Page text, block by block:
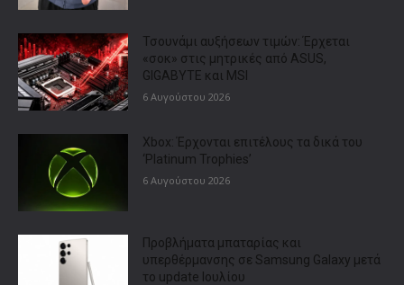
Τσουνάμι αυξήσεων τιμών: Έρχεται
«σοκ» στις μητρικές από ASUS,
GIGABYTE και MSI
6 Αυγούστου 2026
Xbox: Έρχονται επιτέλους τα δικά του
‘Platinum Trophies’
6 Αυγούστου 2026
Προβλήματα μπαταρίας και
υπερθέρμανσης σε Samsung Galaxy μετά
το update Ιουλίου